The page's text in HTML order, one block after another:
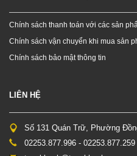
Chính sách thanh toán với các sản
Chính sách vận chuyển khi mua sản
Chính sách bảo mật thông tin
LIÊN HỆ
Số 131 Quán Trữ, Phường
02253.877.996 - 02253.877.259